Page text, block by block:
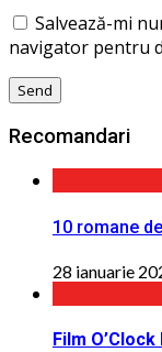
Salvează-mi
navigator pentru
Recomandari
10 romane
28 ianuarie
Film